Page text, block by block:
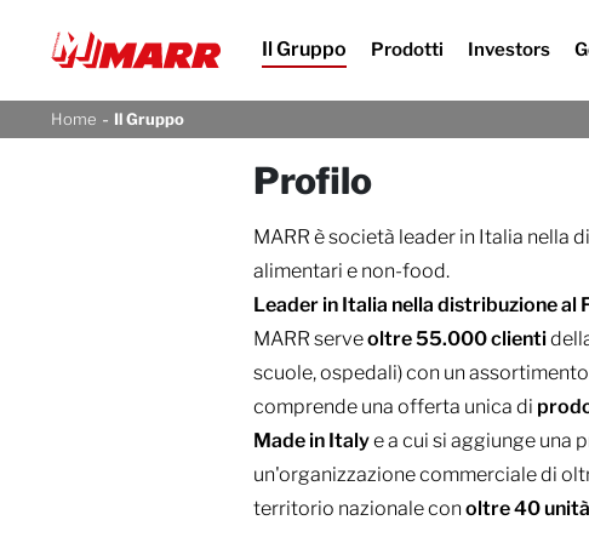
Il Gruppo Prodotti Investors
Home - Il Gruppo
Profilo
MARR è società leader in Italia
alimentari e non-food.
Leader in Italia nella distribuzione al
MARR serveoltre55.000 clienti
scuole, ospedali) con un
comprende una offerta unica di
Made in Italye a cui si aggiunge una
un'organizzazione commerciale di
territorio nazionale con oltre 40